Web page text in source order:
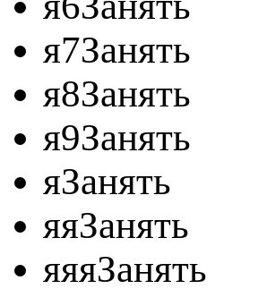
я7Занять
я8Занять
я9Занять
яЗанять
яяЗанять
яяяЗанять